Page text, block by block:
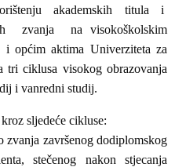
akademskih titula i
zvanja na visokoškolskim
i općim aktima Univerziteta za
ciklusa visokog obrazovanja
i vanredni studij.
sljedeće cikluse:
zvanja završenog dodiplomskog
stečenog nakon stjecanja